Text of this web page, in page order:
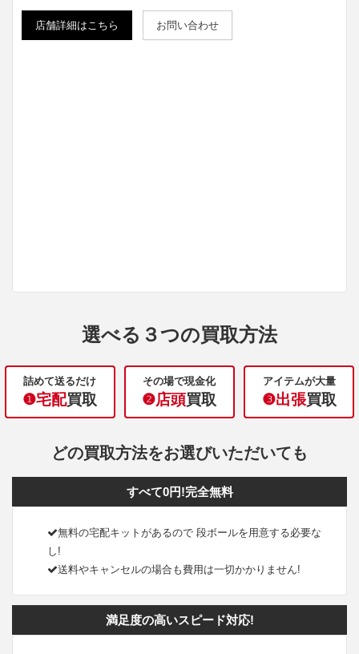
店舗詳細はこちら お問い合わせ
選べる３つの買取方法
詰めて送るだけ
❶宅配買取
その場で現金化
❷店頭買取
アイテムが大量
❸出張買取
どの買取方法をお選びいただいても
すべて0円!完全無料
無料の宅配キットがあるので 段ボールを用意する必要な
し!
送料やキャンセルの場合も費用は一切かかりません!
満足度の高いスピード対応!